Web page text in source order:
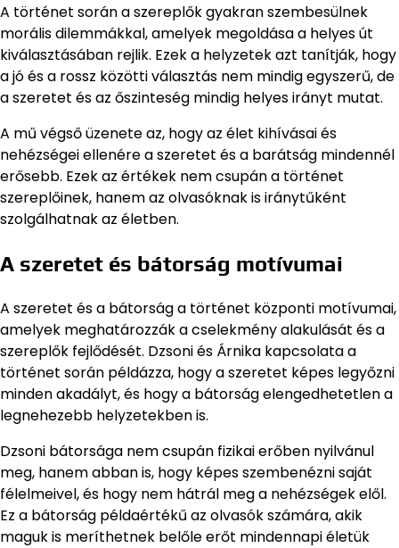
A történet során a szereplők gyakran szembesülnek
morális dilemmákkal, amelyek megoldása a helyes út
kiválasztásában rejlik. Ezek a helyzetek azt tanítják, hogy
a jó és a rossz közötti választás nem mindig egyszerű, de
a szeretet és az őszinteség mindig helyes irányt mutat.
A mű végső üzenete az, hogy az élet kihívásai és
nehézségei ellenére a szeretet és a barátság mindennél
erősebb. Ezek az értékek nem csupán a történet
szereplőinek, hanem az olvasóknak is iránytűként
szolgálhatnak az életben.
A szeretet és bátorság motívumai
A szeretet és a bátorság a történet központi motívumai,
amelyek meghatározzák a cselekmény alakulását és a
szereplők fejlődését. Dzsoni és Árnika kapcsolata a
történet során példázza, hogy a szeretet képes legyőzni
minden akadályt, és hogy a bátorság elengedhetetlen a
legnehezebb helyzetekben is.
Dzsoni bátorsága nem csupán fizikai erőben nyilvánul
meg, hanem abban is, hogy képes szembenézni saját
félelmeivel, és hogy nem hátrál meg a nehézségek elől.
Ez a bátorság példaértékű az olvasók számára, akik
maguk is meríthetnek belőle erőt mindennapi életük